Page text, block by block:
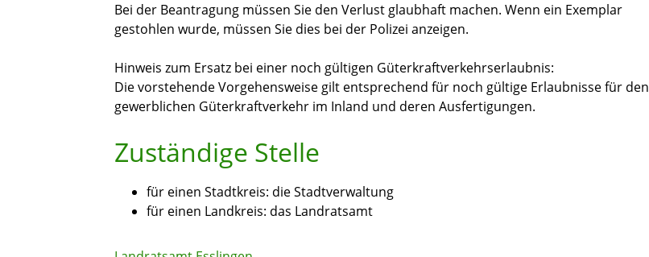
Bei der Beantragung müssen Sie den Verlust glaubhaft machen. Wenn ein Exemplar
gestohlen wurde, müssen Sie dies bei der Polizei anzeigen.
Hinweis zum Ersatz bei einer noch gültigen Güterkraftverkehrserlaubnis:
Die vorstehende Vorgehensweise gilt entsprechend für noch gültige Erlaubnisse für den
gewerblichen Güterkraftverkehr im Inland und deren Ausfertigungen.
Zuständige Stelle
für einen Stadtkreis: die Stadtverwaltung
für einen Landkreis: das Landratsamt